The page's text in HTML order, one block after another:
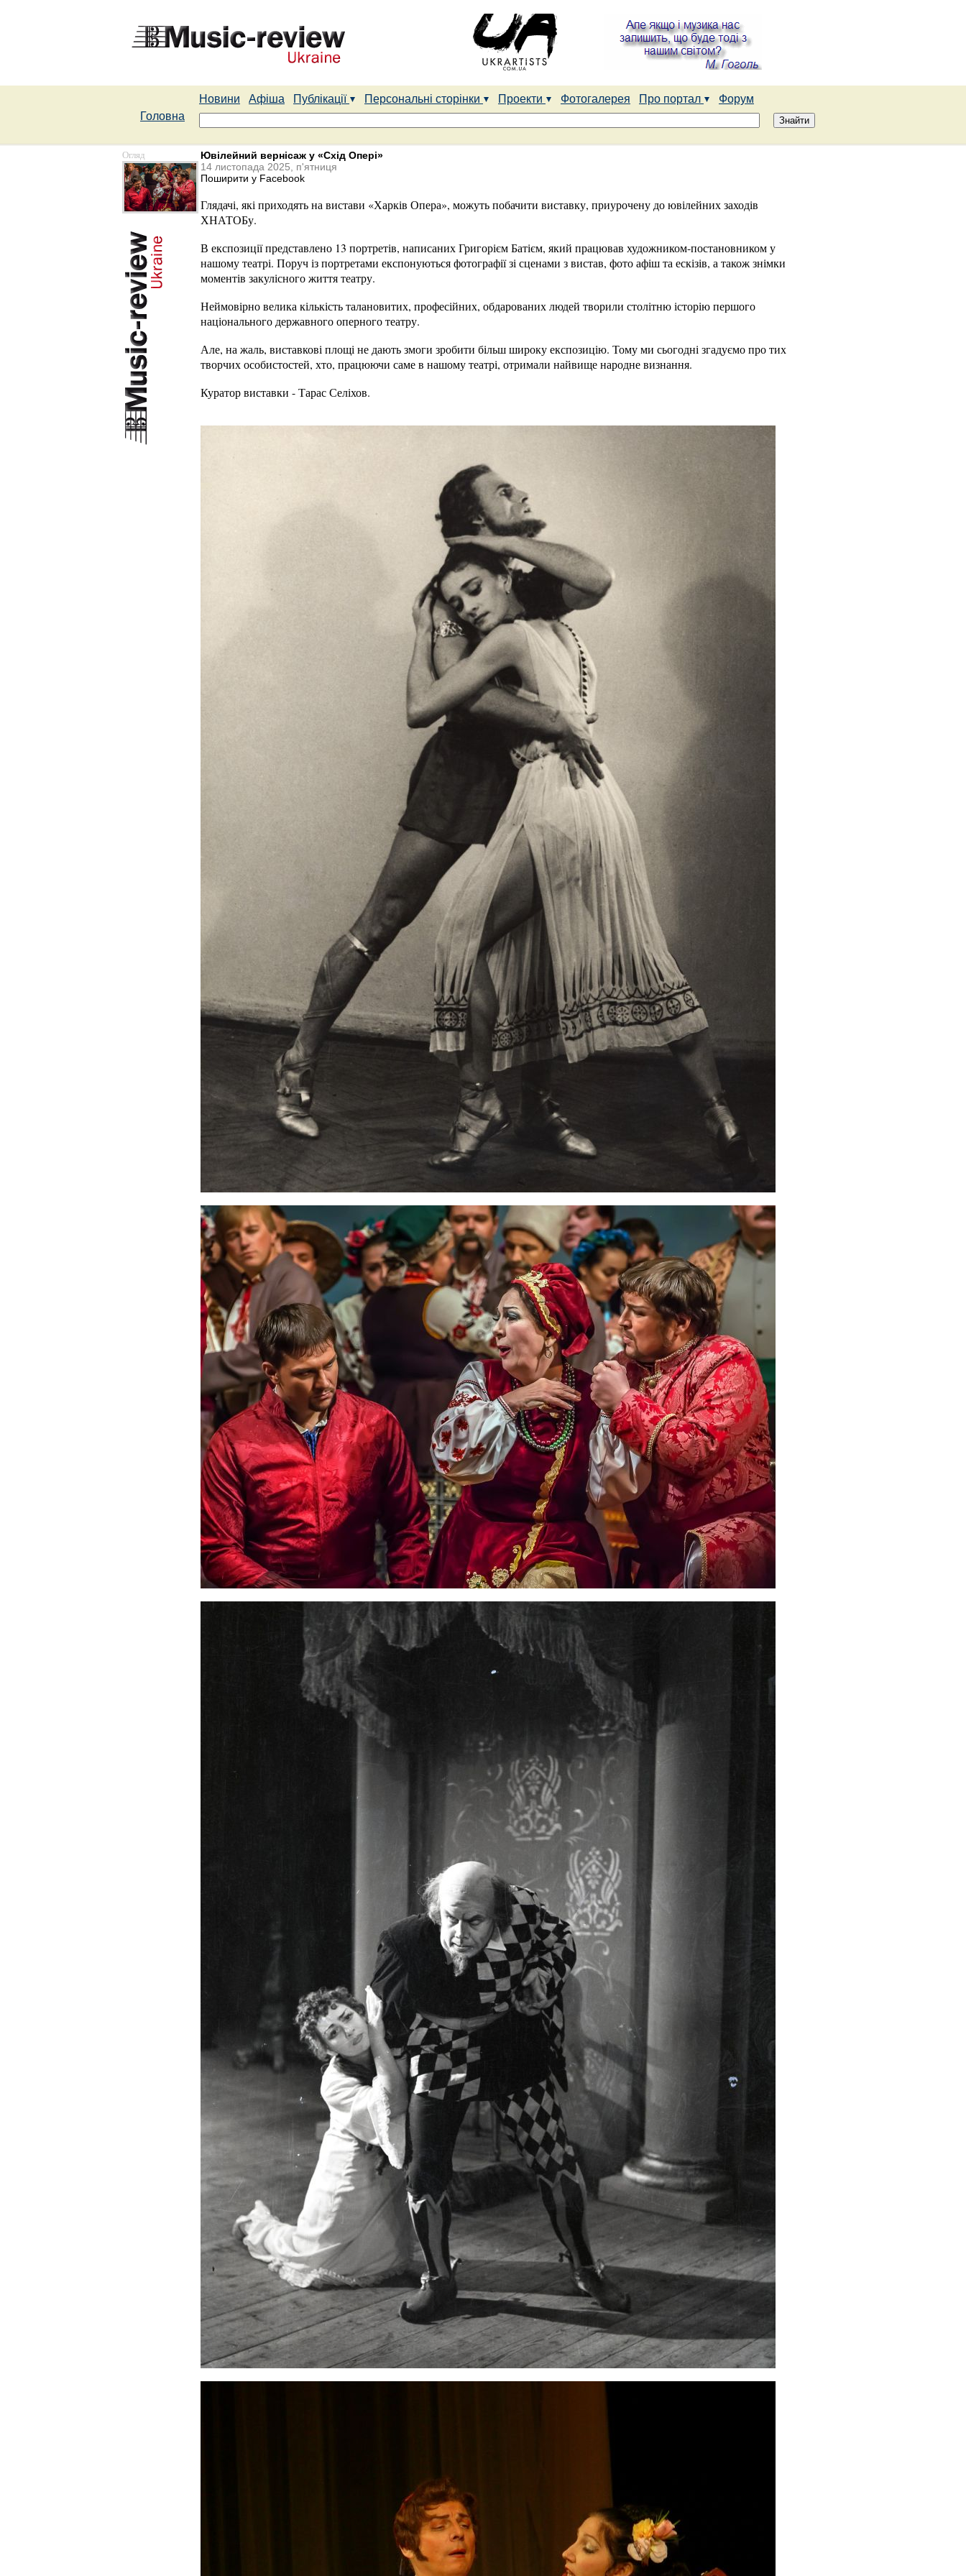
Новини Афіша Публікації Персональні сторінки Проекти Фотогалерея Про портал
Форум
Головна
Огляд
Ювілейний вернісаж у «Схід Опері»
14 листопада 2025, п'ятниця
Поширити у Facebook
Глядачі, які приходять на вистави «Харків Опера», можуть побачити виставку, приурочену до ювілейних заходів
ХНАТОБу.
В експозиції представлено 13 портретів, написаних Григорієм Батієм, який працював художником-постановником у
нашому театрі. Поруч із портретами експонуються фотографії зі сценами з вистав, фото афіш та ескізів, а також знімки
моментів закулісного життя театру.
Неймовірно велика кількість талановитих, професійних, обдарованих людей творили столітню історію першого
національного державного оперного театру.
Але, на жаль, виставкові площі не дають змоги зробити більш широку експозицію. Тому ми сьогодні згадуємо про тих
творчих особистостей, хто, працюючи саме в нашому театрі, отримали найвище народне визнання.
Куратор виставки - Тарас Селіхов.